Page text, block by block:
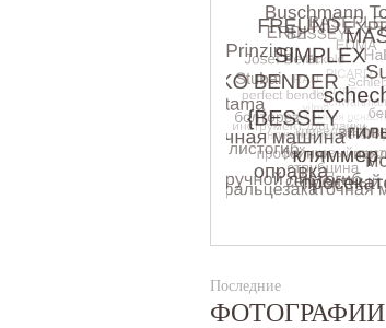
Последние
ФОТОГРАФИИ